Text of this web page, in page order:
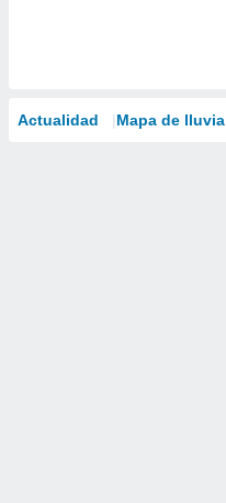
Actualidad Mapa de lluvia